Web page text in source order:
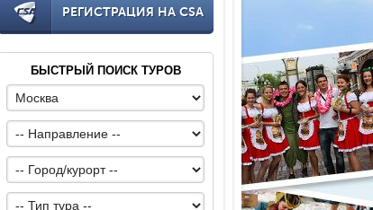
РЕГИСТРАЦИЯ НА CSA
БЫСТРЫЙ ПОИСК ТУРОВ